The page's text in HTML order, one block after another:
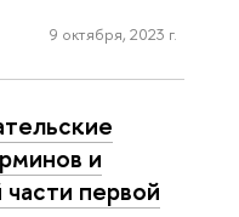
9 октября, 2023 г.
и
первой